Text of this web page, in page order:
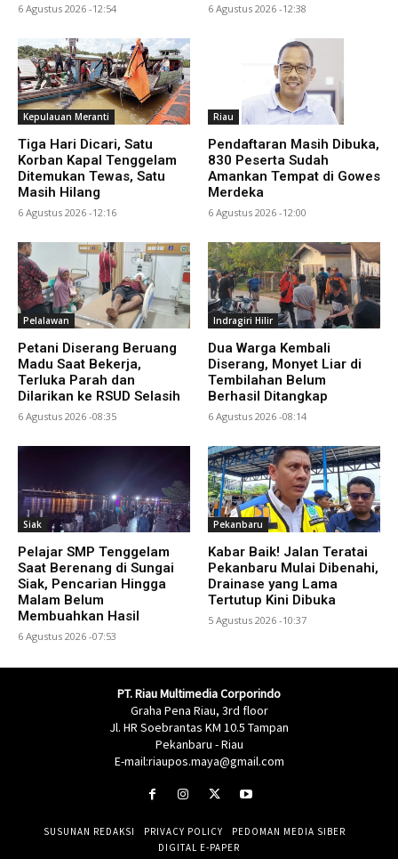
6 Agustus 2026 -12:54 6 Agustus 2026 -12:38
Kepulauan Meranti
Tiga Hari Dicari, Satu
Korban Kapal Tenggelam
Ditemukan Tewas, Satu
Masih Hilang
6 Agustus 2026 -12:16
Riau
Pendaftaran Masih Dibuka,
830 Peserta Sudah
Amankan Tempat di Gowes
Merdeka
6 Agustus 2026 -12:00
Pelalawan
Petani Diserang Beruang
Madu Saat Bekerja,
Terluka Parah dan
Dilarikan ke RSUD Selasih
6 Agustus 2026 -08:35
Indragiri Hilir
Dua Warga Kembali
Diserang, Monyet Liar di
Tembilahan Belum
Berhasil Ditangkap
6 Agustus 2026 -08:14
Siak
Pelajar SMP Tenggelam
Saat Berenang di Sungai
Siak, Pencarian Hingga
Malam Belum
Membuahkan Hasil
6 Agustus 2026 -07:53
Pekanbaru
Kabar Baik! Jalan Teratai
Pekanbaru Mulai Dibenahi,
Drainase yang Lama
Tertutup Kini Dibuka
5 Agustus 2026 -10:37
PT. Riau Multimedia Corporindo
Graha Pena Riau, 3rd floor
Jl. HR Soebrantas KM 10.5 Tampan
Pekanbaru - Riau
E-mail:riaupos.maya@gmail.com
SUSUNAN REDAKSI PRIVACY POLICY
PEDOMAN MEDIA SIBER
DIGITAL E-PAPER